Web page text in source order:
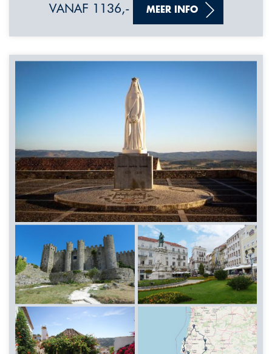
VANAF 1136,- MEER INFO